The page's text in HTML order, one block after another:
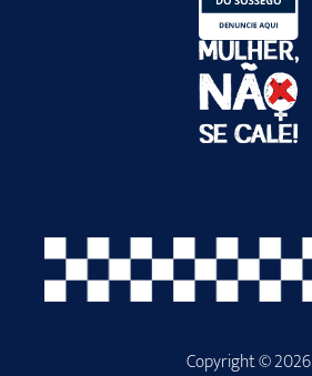
Copyright © 2026